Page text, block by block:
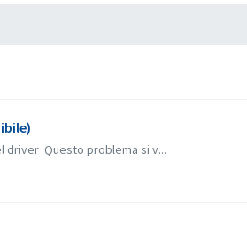
driver Questo problema si v...